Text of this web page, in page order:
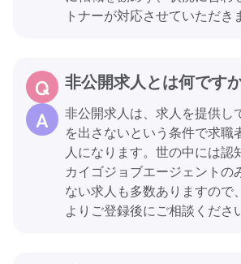
トナーが対応させていただき
非公開求人とは何です
非公開求人は、求人を提供し
を出さないという条件で求職
人になります。世の中には認
カイゴジョブエージェントの
ない求人も多数ありますので
よりご登録後にご相談くださ